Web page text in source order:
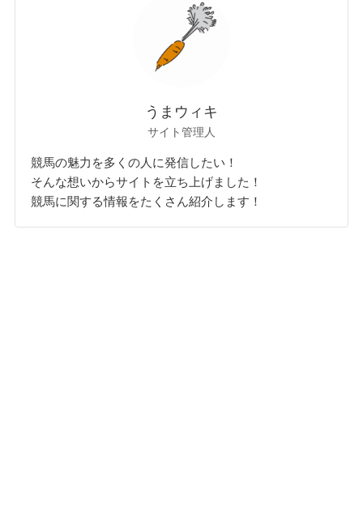
うまウィキ
サイト管理人
競馬の魅力を多くの人に発信したい！
そんな想いからサイトを立ち上げました！
競馬に関する情報をたくさん紹介します！